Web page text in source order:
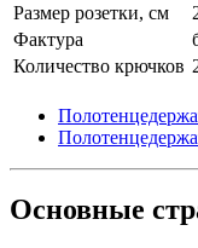
Размер розетки, см
Фактура
Количество крючков
Основные